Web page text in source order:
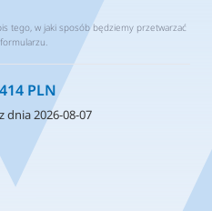
tego, w jaki sposób będziemy przetwarzać
PLN
dnia 2026-08-07